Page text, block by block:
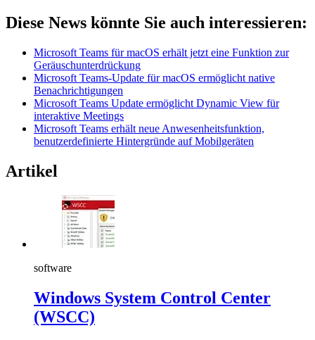
Diese News könnte Sie auch interessieren:
Microsoft Teams für macOS erhält jetzt eine Funktion zur
Geräuschunterdrückung
Microsoft Teams-Update für macOS ermöglicht native
Benachrichtigungen
Microsoft Teams Update ermöglicht Dynamic View für
interaktive Meetings
Microsoft Teams erhält neue Anwesenheitsfunktion,
benutzerdefinierte Hintergründe auf Mobilgeräten
Artikel
software
Windows System Control Center
(WSCC)